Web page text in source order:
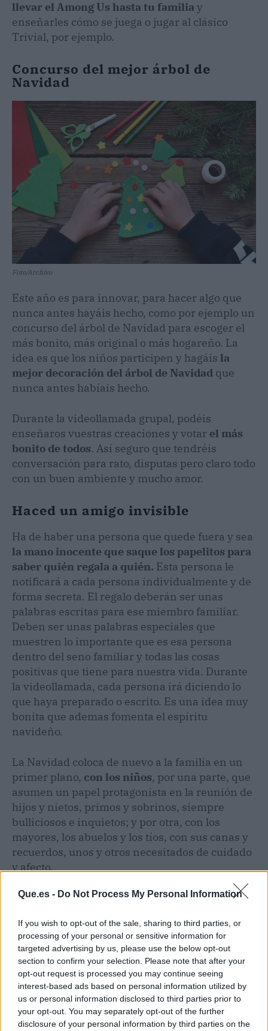
Que.es - Do Not Process My Personal Information
If you wish to opt-out of the sale, sharing to third parties, or
processing of your personal or sensitive information for
targeted advertising by us, please use the below opt-out
section to confirm your selection. Please note that after your
opt-out request is processed you may continue seeing
interest-based ads based on personal information utilized by
us or personal information disclosed to third parties prior to
your opt-out. You may separately opt-out of the further
disclosure of your personal information by third parties on the
llevar el Among Us hasta tu familia y
enseñarles cómo se juega o jugar al clásico
Trivial, por ejemplo.
Concurso del mejor árbol de
Navidad
Foto/Archivo
Este año es para innovar, para hacer algo que
nunca antes hayáis hecho, como por ejemplo un
concurso del árbol de Navidad para escoger el
más bonito, más original o más hogareño. La
idea es que los niños participen y hagáis la
mejor decoración del árbol de Navidad que
nunca antes habíais hecho.
Durante la videollamada grupal, podéis
enseñaros vuestras creaciones y votar el más
bonito de todos. Así seguro que tendréis
conversación para rato, disputas pero claro todo
con un buen ambiente y mucho amor.
Haced un amigo invisible
Ha de haber una persona que quede fuera y sea
la mano inocente que saque los papelitos para
saber quién regala a quién. Esta persona le
notificará a cada persona individualmente y de
forma secreta. El regalo deberán ser unas
palabras escritas para ese miembro familiar.
Deben ser unas palabras especiales que
muestren lo importante que es esa persona
dentro del seno familiar y todas las cosas
positivas que tiene para nuestra vida. Durante
la videollamada, cada persona irá diciendo lo
que haya preparado o escrito. Es una idea muy
bonita que ademas fomenta el espíritu
navideño.
La Navidad coloca de nuevo a la familia en un
primer plano, con los niños, por una parte, que
asumen un papel protagonista en la reunión de
hijos y nietos, primos y sobrinos, siempre
bulliciosos e inquietos; y por otra, con los
mayores, los abuelos y los tíos, con sus canas y
recuerdos, unos y otros necesitados de cuidado
y afecto.